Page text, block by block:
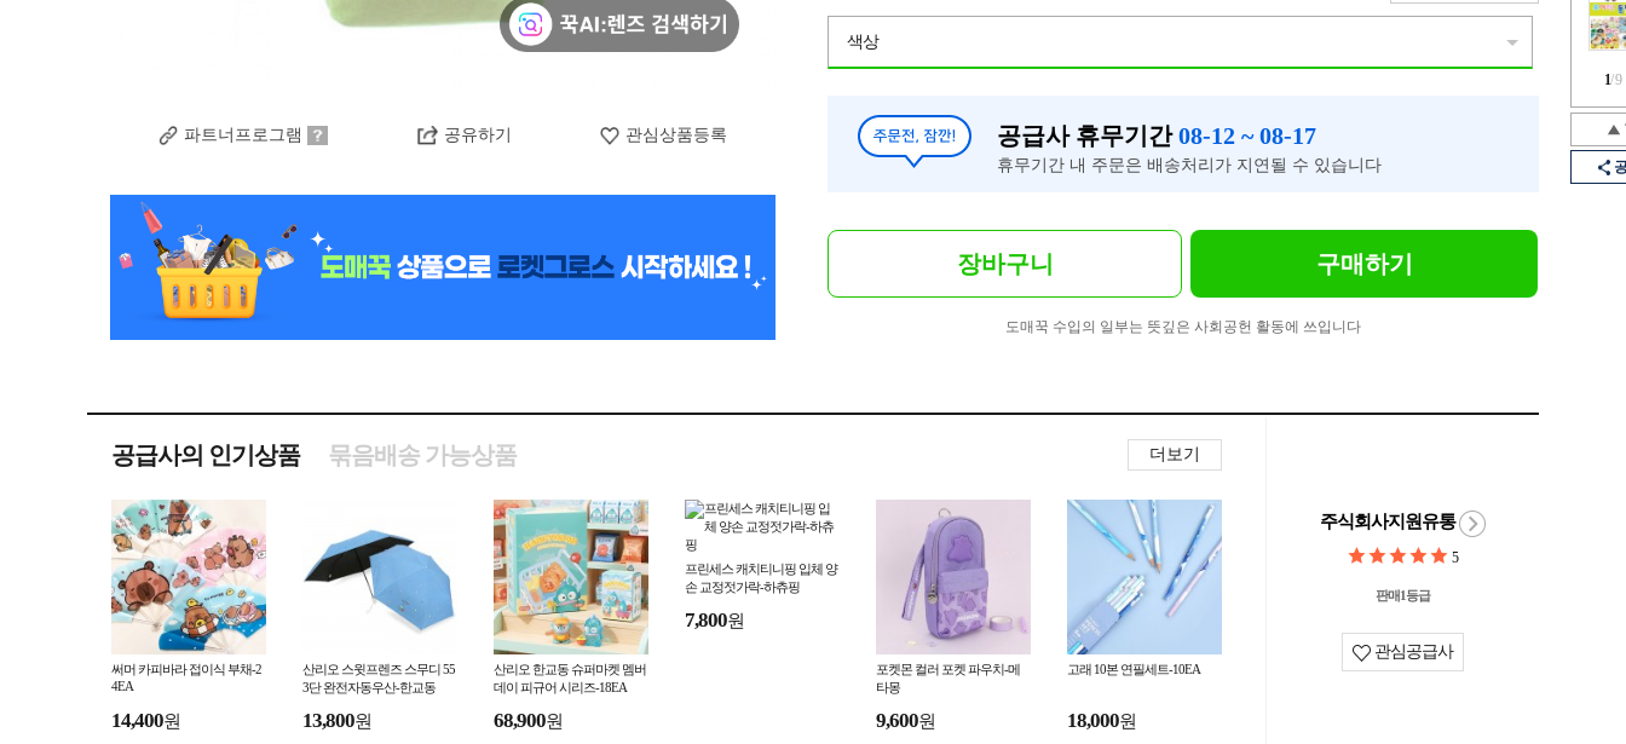
1/9
파트너프로그램 공유하기 관심상품등록
색상
공급사 휴무기간08-12 ~ 08-17
휴무기간 내 주문은 배송처리가 지연될 수 있습니다
장바구니 구매하기
도매꾹 수입의 일부는 뜻깊은 사회공헌 활동에 쓰입니다
공급사의 인기상품 더보기
묶음배송 가능상품
써머 카피바라 접이식 부채-2
4EA
14,400원
산리오 스윗프렌즈 스무디 55
3단 완전자동우산-한교동
13,800원
산리오 한교동 슈퍼마켓 멤버
데이 피규어 시리즈-18EA
68,900원
프린세스 캐치티니핑 입체 양
손 교정젓가락-하츄핑
7,800원
포켓몬 컬러 포켓 파우치-메
타몽
9,600원
고래 10본 연필세트-10EA
18,000원
주식회사지원유통
5
판매1등급
관심공급사